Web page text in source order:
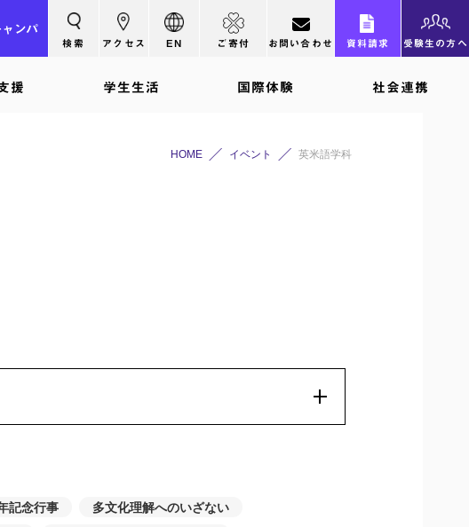
ャンパ
検索 アクセス EN ご寄付 お問い合わせ 資料請求 受験生の方へ
援 学生生活 国際体験 社会連携
HOME イベント 英米語学科
記念行事
多文化理解へのいざない